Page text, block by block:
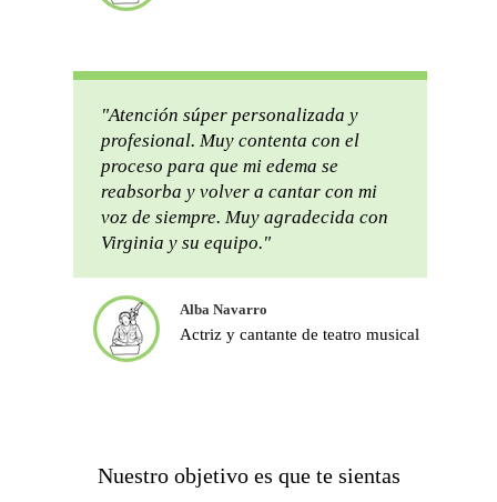
"Atención súper personalizada y
profesional. Muy contenta con el
proceso para que mi edema se
reabsorba y volver a cantar con mi
voz de siempre. Muy agradecida con
Virginia y su equipo."
Alba Navarro
Actriz y cantante de teatro musical
Nuestro objetivo es que te sientas